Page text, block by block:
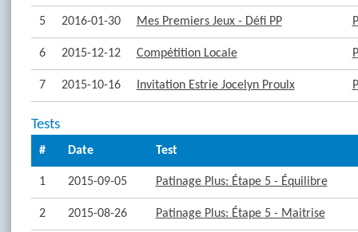
5 2016-01-30 Mes Premiers Jeux - Défi PP
6 2015-12-12 Compétition Locale
7 2015-10-16 Invitation Estrie Jocelyn Proulx
Tests
# Date Test
1 2015-09-05 Patinage Plus: Étape 5 - Équilibre
2 2015-08-26 Patinage Plus: Étape 5 - Maitrise